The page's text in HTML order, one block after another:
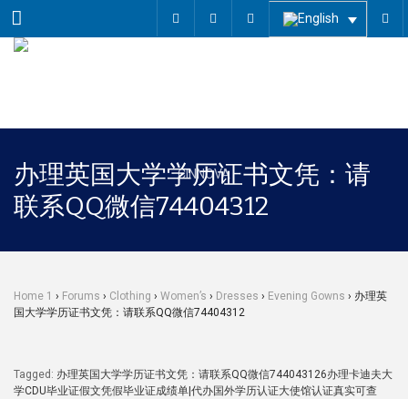
Menu
办理英国大学学历证书文凭：请
联系QQ微信74404312
Home 1 › Forums › Clothing › Women’s › Dresses › Evening Gowns › 办理英
国大学学历证书文凭：请联系QQ微信74404312
Tagged: 办理英国大学学历证书文凭：请联系QQ微信744043126办理卡迪夫大
学CDU毕业证假文凭假毕业证成绩单|代办国外学历认证大使馆认证真实可查